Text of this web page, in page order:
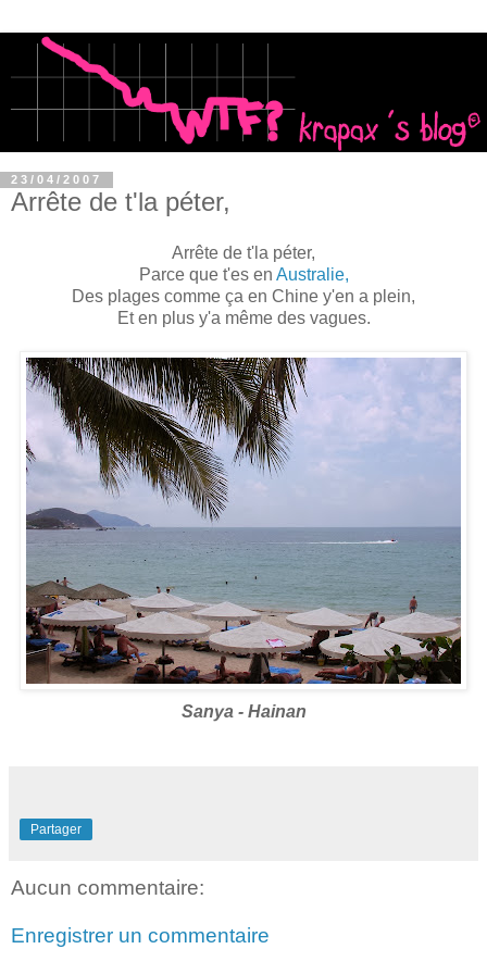
23/04/2007
Arrête de t'la péter,
Arrête de t'la péter,
Parce que t'es en Australie,
Des plages comme ça en Chine y'en a plein,
Et en plus y'a même des vagues.
Sanya - Hainan
Partager
Aucun commentaire:
Enregistrer un commentaire